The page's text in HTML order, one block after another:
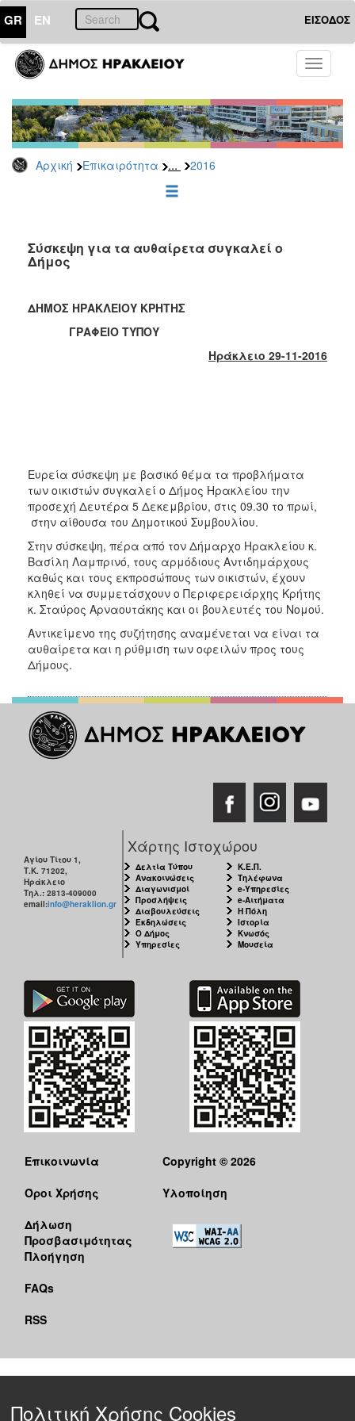
GR EN ΕΙΣΟΔΟΣ
Toggle
Αρχική Επικαιρότητα ... 2016
ΕΠΙΚΑΙΡΟΤΗΤΑ
Τύπου
Αρχείο
2026
2025
2022
2021
2019
2018
2011
2010
2006
ΔΗΜΟΤΗΣ
ΕΠΙΣΚΕΠΤΗΣ
Σύσκεψη για τα αυθαίρετα συγκαλεί ο
Δήμος
ΔΗΜΟΣ ΗΡΑΚΛΕΙΟΥ ΚΡΗΤΗΣ
ΓΡΑΦΕΙΟ ΤΥΠΟΥ
Ηράκλειο 29-11-2016
Ευρεία σύσκεψη με βασικό θέμα τα προβλήματα
των οικιστών συγκαλεί ο Δήμος Ηρακλείου την
προσεχή Δευτέρα 5 Δεκεμβρίου, στις 09.30 το πρωί,
στην αίθουσα του Δημοτικού Συμβουλίου.
Στην σύσκεψη, πέρα από τον Δήμαρχο Ηρακλείου κ.
Βασίλη Λαμπρινό, τους αρμόδιους Αντιδημάρχους
καθώς και τους εκπροσώπους των οικιστών, έχουν
κληθεί να συμμετάσχουν ο Περιφερειάρχης Κρήτης
κ. Σταύρος Αρναουτάκης και οι βουλευτές του Νομού.
Αντικείμενο της συζήτησης αναμένεται να είναι τα
αυθαίρετα και η ρύθμιση των οφειλών προς τους
Δήμους.
Αγίου Τίτου 1,
Τ.Κ. 71202,
Ηράκλειο
Τηλ.: 2813-409000
email:info@heraklion.gr
Χάρτης Ιστοχώρου
Δελτία Τύπου
Ανακοινώσεις
Διαγωνισμοί
Προσλήψεις
Διαβουλεύσεις
Εκδηλώσεις
Ο Δήμος
Υπηρεσίες
Κ.Ε.Π.
Τηλέφωνα
e-Υπηρεσίες
e-Αιτήματα
Η Πόλη
Ιστορία
Κνωσός
Μουσεία
Επικοινωνία
Όροι Χρήσης
Δήλωση
Προσβασιμότητας
Πλοήγηση
FAQs
RSS
Copyright © 2026
Υλοποίηση
Πολιτική Χρήσης Cookies